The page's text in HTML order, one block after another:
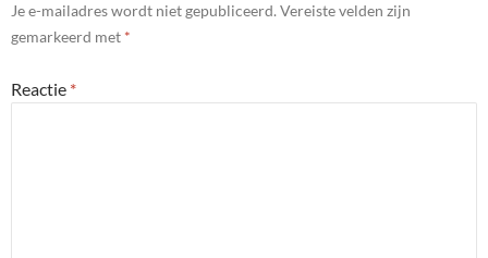
Je e-mailadres wordt niet gepubliceerd. Vereiste velden zijn
gemarkeerd met *
Reactie *